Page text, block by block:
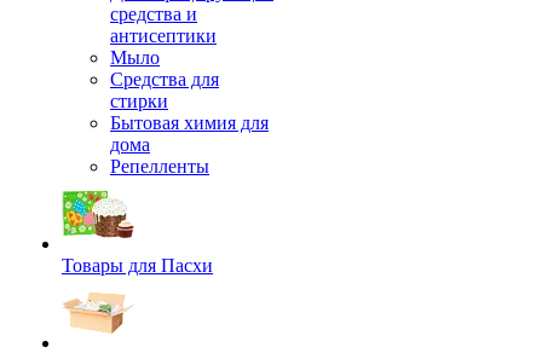
средства и
антисептики
Мыло
Средства для
стирки
Бытовая химия для
дома
Репелленты
Товары для Пасхи